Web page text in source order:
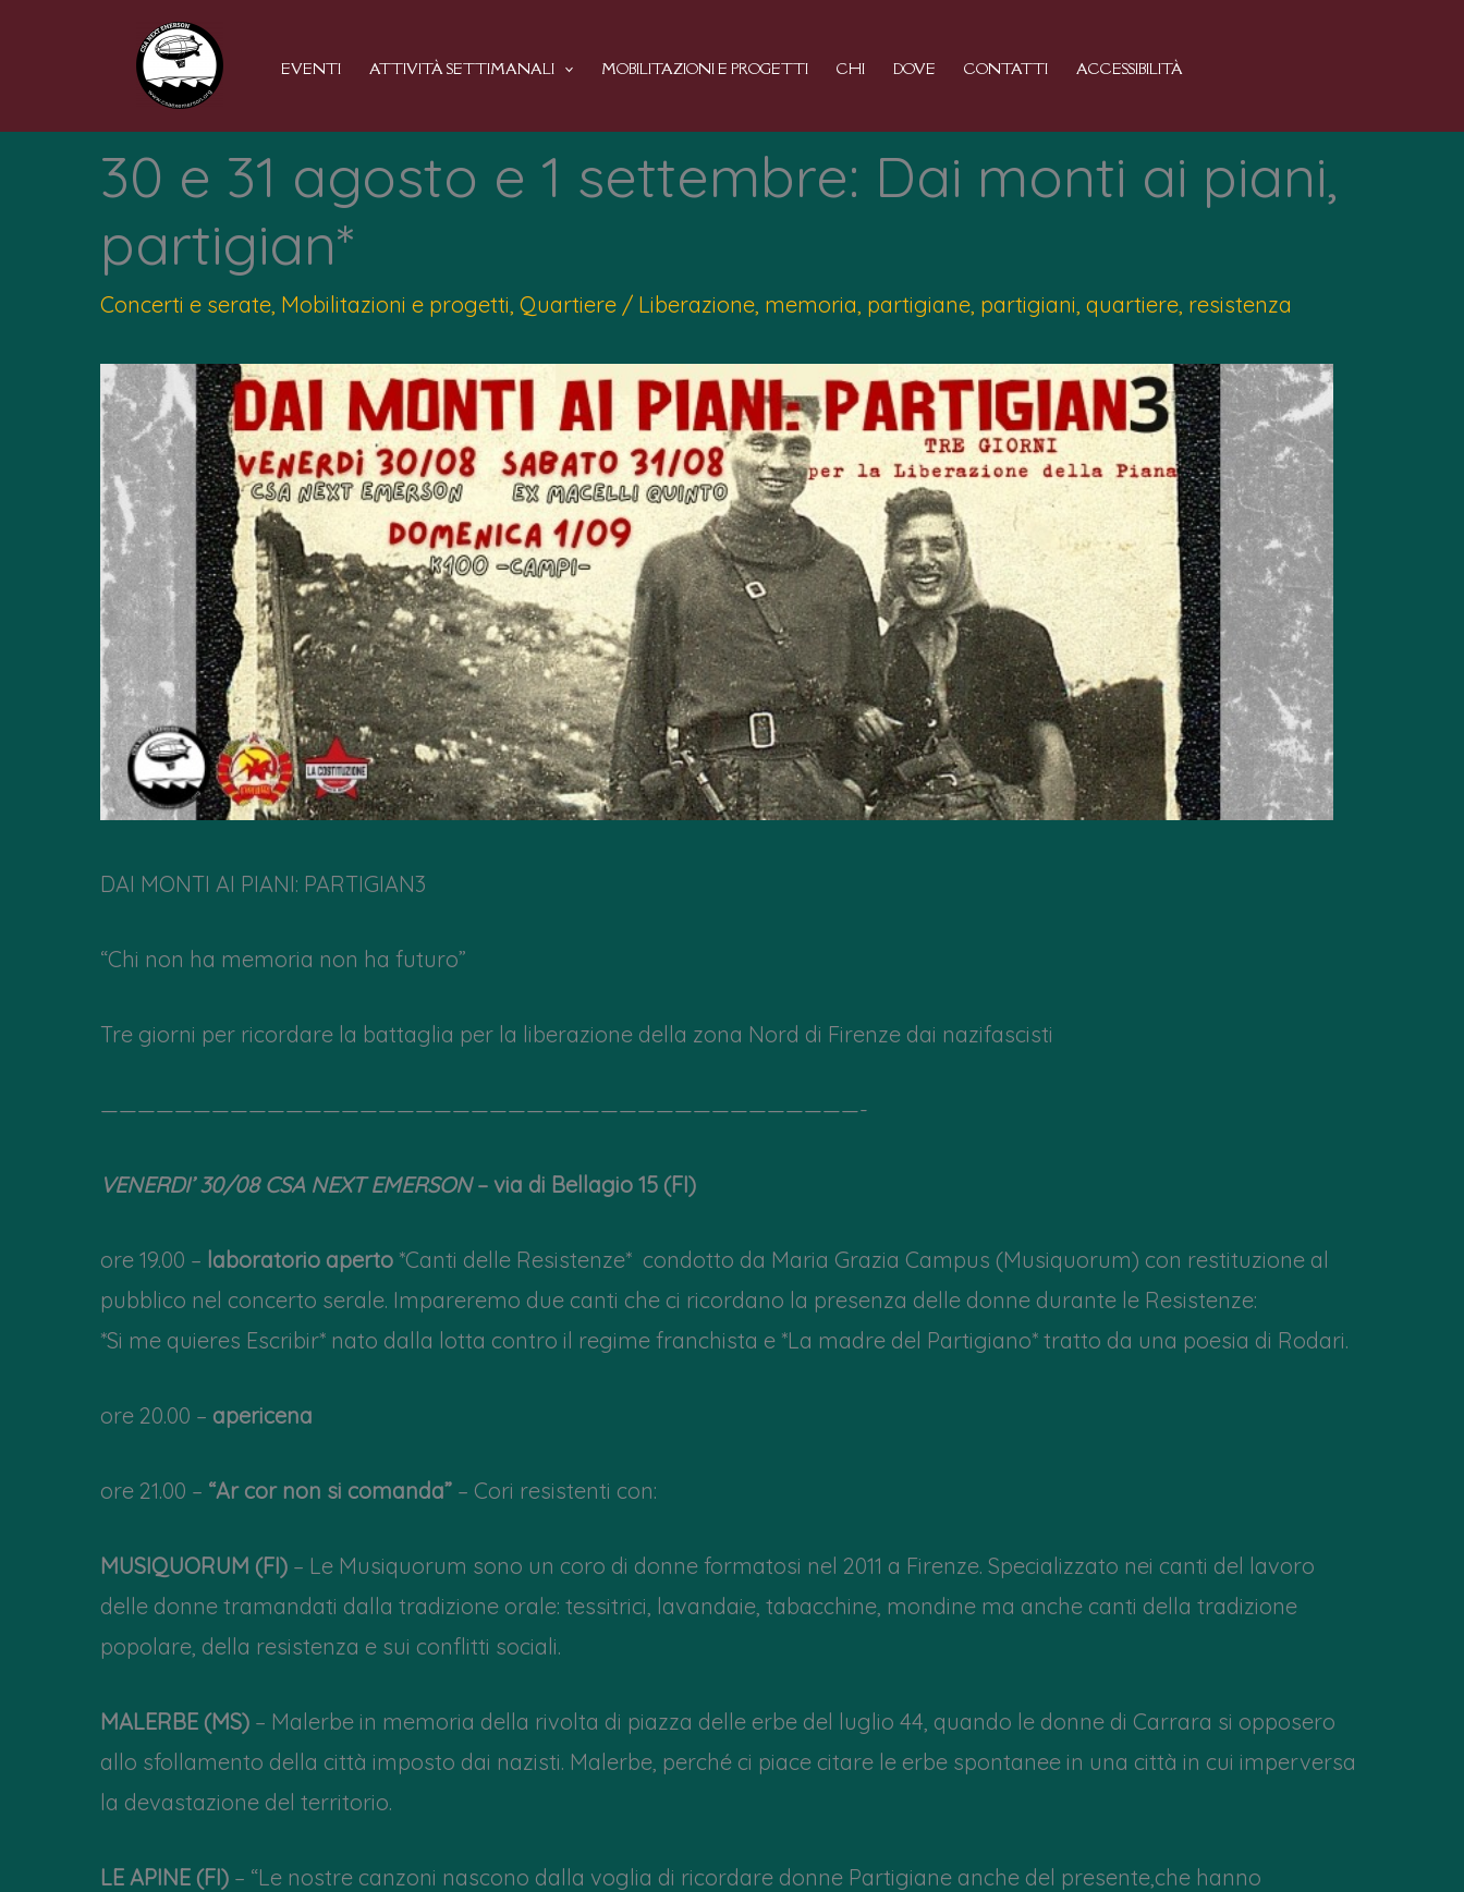
EVENTI ATTIVITÀ SETTIMANALI MOBILITAZIONI E PROGETTI CHI DOVE CONTATTI ACCESSIBILITÀ
30 e 31 agosto e 1 settembre: Dai monti ai piani,
partigian*
Concerti e serate, Mobilitazioni e progetti, Quartiere / Liberazione, memoria, partigiane, partigiani, quartiere, resistenza
DAI MONTI AI PIANI: PARTIGIAN3
“Chi non ha memoria non ha futuro”
Tre giorni per ricordare la battaglia per la liberazione della zona Nord di Firenze dai nazifascisti
—————————————————————————————————————————-
VENERDI’ 30/08 CSA NEXT EMERSON– via di Bellagio 15 (FI)
ore 19.00 – laboratorio aperto *Canti delle Resistenze* condotto da Maria Grazia Campus (Musiquorum) con restituzione al
pubblico nel concerto serale. Impareremo due canti che ci ricordano la presenza delle donne durante le Resistenze:
*Si me quieres Escribir* nato dalla lotta contro il regime franchista e *La madre del Partigiano* tratto da una poesia di Rodari.
ore 20.00 – apericena
ore 21.00 – “Ar cor non si comanda” – Cori resistenti con:
MUSIQUORUM (FI) – Le Musiquorum sono un coro di donne formatosi nel 2011 a Firenze. Specializzato nei canti del lavoro
delle donne tramandati dalla tradizione orale: tessitrici, lavandaie, tabacchine, mondine ma anche canti della tradizione
popolare, della resistenza e sui conflitti sociali.
MALERBE (MS) – Malerbe in memoria della rivolta di piazza delle erbe del luglio 44, quando le donne di Carrara si opposero
allo sfollamento della città imposto dai nazisti. Malerbe, perché ci piace citare le erbe spontanee in una città in cui imperversa
la devastazione del territorio.
LE APINE (FI) – “Le nostre canzoni nascono dalla voglia di ricordare donne Partigiane anche del presente,che hanno